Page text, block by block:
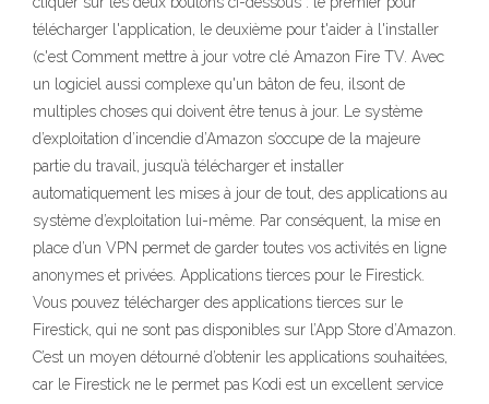
télécharger l'application, le deuxième pour t'aider à l'installer
(c'est Comment mettre à jour votre clé Amazon Fire TV. Avec
un logiciel aussi complexe qu'un bâton de feu, ilsont de
multiples choses qui doivent être tenus à jour. Le système
d’exploitation d’incendie d’Amazon s’occupe de la majeure
partie du travail, jusqu’à télécharger et installer
automatiquement les mises à jour de tout, des applications au
système d’exploitation lui-même. Par conséquent, la mise en
place d’un VPN permet de garder toutes vos activités en ligne
anonymes et privées. Applications tierces pour le Firestick.
Vous pouvez télécharger des applications tierces sur le
Firestick, qui ne sont pas disponibles sur l’App Store d’Amazon.
C’est un moyen détourné d’obtenir les applications souhaitées,
car le Firestick ne le permet pas Kodi est un excellent service